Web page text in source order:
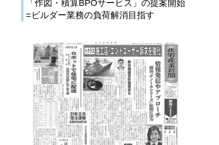
「作図・積算BPOサービス」の提案開始
=ビルダー業務の負荷解消目指す